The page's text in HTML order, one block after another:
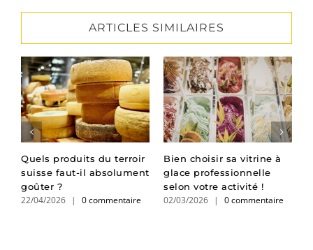
ARTICLES SIMILAIRES
Quels produits du terroir
suisse faut-il absolument
goûter ?
22/04/2026 | 0 commentaire
Bien choisir sa vitrine à
glace professionnelle
selon votre activité !
02/03/2026 | 0 commentaire